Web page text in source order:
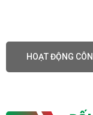
HOẠT ĐỘNG